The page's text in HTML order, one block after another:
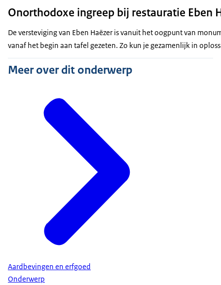
Onorthodoxe ingreep bij restauratie Eben
De versteviging van Eben Haëzer is vanuit het oogpunt van
vanaf het begin aan tafel gezeten. Zo kun je gezamenlijk in
Meer over dit onderwerp
Aardbevingen en erfgoed
Onderwerp